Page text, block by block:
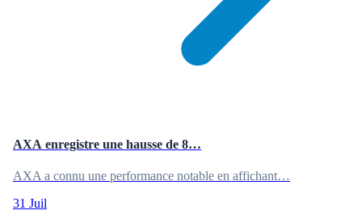
AXA enregistre une hausse de 8…
AXA a connu une performance notable en affichant…
31 Juil